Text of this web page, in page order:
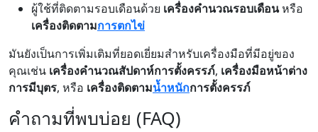
ผู้ใช้ที่ติดตามรอบเดือนด้วย เครื่องคำนวณรอบเดือนหรือ
เครื่องติดตามการตกไข่
มันยังเป็นการเพิ่มเติมที่ยอดเยี่ยมสำหรับเครื่องมือที่มีอยู่ของ
คุณเช่น เครื่องคำนวณสัปดาห์การตั้งครรภ์, เครื่องมือหน้าต่าง
การมีบุตร, หรือ เครื่องติดตามน้ำหนักการตั้งครรภ์
คำถามที่พบบ่อย (FAQ)